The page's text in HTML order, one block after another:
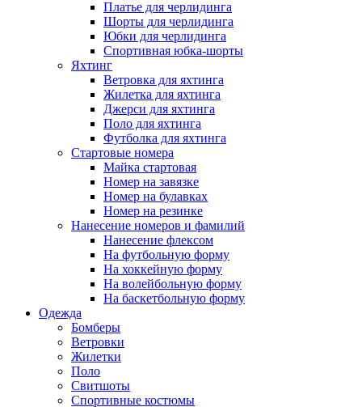
Платье для черлидинга
Шорты для черлидинга
Юбки для черлидинга
Спортивная юбка-шорты
Яхтинг
Ветровка для яхтинга
Жилетка для яхтинга
Джерси для яхтинга
Поло для яхтинга
Футболка для яхтинга
Стартовые номера
Майка стартовая
Номер на завязке
Номер на булавках
Номер на резинке
Нанесение номеров и фамилий
Нанесение флексом
На футбольную форму
На хоккейную форму
На волейбольную форму
На баскетбольную форму
Одежда
Бомберы
Ветровки
Жилетки
Поло
Свитшоты
Спортивные костюмы